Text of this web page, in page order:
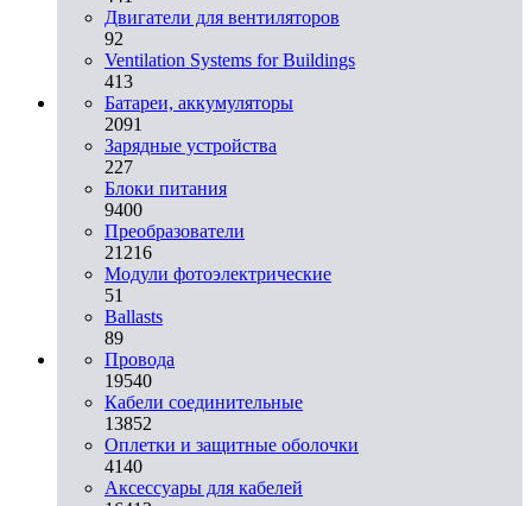
Двигатели для вентиляторов
92
Ventilation Systems for Buildings
413
Батареи, аккумуляторы
2091
Зарядные устройства
227
Блоки питания
9400
Преобразователи
21216
Модули фотоэлектрические
51
Ballasts
89
Провода
19540
Кабели соединительные
13852
Оплетки и защитные оболочки
4140
Аксессуары для кабелей